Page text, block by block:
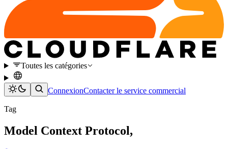
Toutes les catégories
ConnexionContacter le service commercial
Tag
Model Context Protocol,